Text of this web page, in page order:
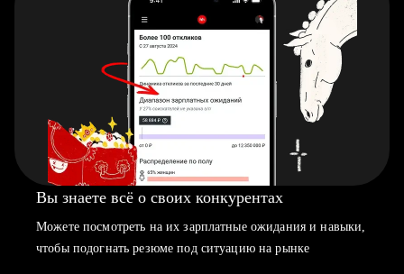
Вы знаете всё о своих конкурентах
Можете посмотреть на их зарплатные ожидания и навыки,
чтобы подогнать резюме под ситуацию на рынке